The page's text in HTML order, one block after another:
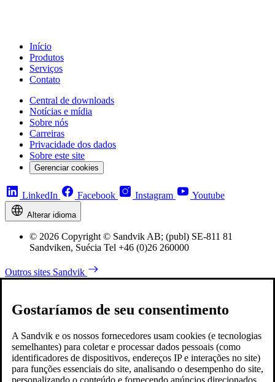
Início
Produtos
Serviços
Contato
Central de downloads
Notícias e mídia
Sobre nós
Carreiras
Privacidade dos dados
Sobre este site
Gerenciar cookies
LinkedIn Facebook Instagram Youtube
Alterar idioma
© 2026 Copyright © Sandvik AB; (publ) SE-811 81
Sandviken, Suécia Tel +46 (0)26 260000
Outros sites Sandvik
Gostaríamos de seu consentimento
A Sandvik e os nossos fornecedores usam cookies (e tecnologias
semelhantes) para coletar e processar dados pessoais (como
identificadores de dispositivos, endereços IP e interações no site)
para funções essenciais do site, analisando o desempenho do site,